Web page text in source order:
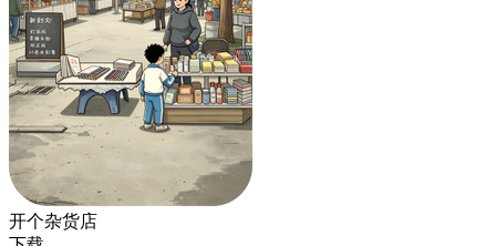
开个杂货店